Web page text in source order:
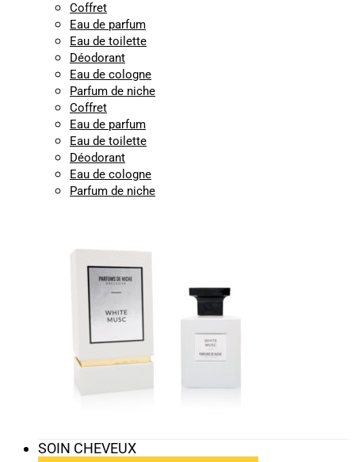
Coffret
Eau de parfum
Eau de toilette
Déodorant
Eau de cologne
Parfum de niche
Coffret
Eau de parfum
Eau de toilette
Déodorant
Eau de cologne
Parfum de niche
SOIN CHEVEUX